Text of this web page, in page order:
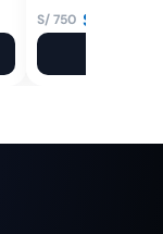
S/750
El
original
S/
El
actual